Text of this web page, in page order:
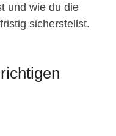
und wie du die
sicherstellst.